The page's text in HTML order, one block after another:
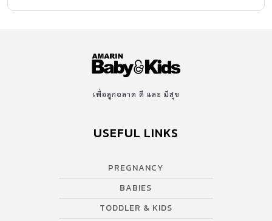
เพื่อลูกฉลาด ดี และ มีสุข
USEFUL LINKS
PREGNANCY
BABIES
TODDLER & KIDS